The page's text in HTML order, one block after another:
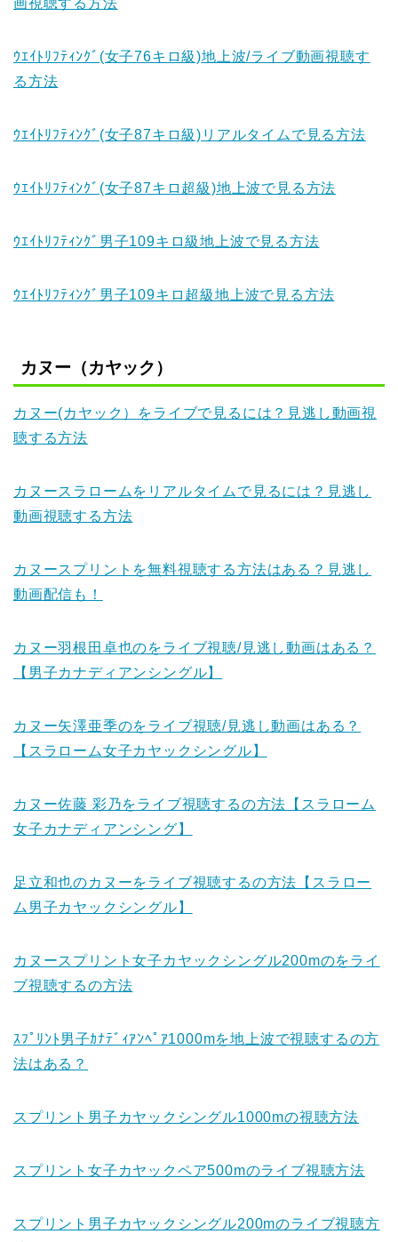
ｳｴｲﾄﾘﾌﾃｨﾝｸﾞ(女子76キロ級)地上波/ライブ動画視聴す
る方法
ｳｴｲﾄﾘﾌﾃｨﾝｸﾞ(女子87キロ級)リアルタイムで見る方法
ｳｴｲﾄﾘﾌﾃｨﾝｸﾞ(女子87キロ超級)地上波で見る方法
ｳｴｲﾄﾘﾌﾃｨﾝｸﾞ男子109キロ級地上波で見る方法
ｳｴｲﾄﾘﾌﾃｨﾝｸﾞ男子109キロ超級地上波で見る方法
カヌー（カヤック）
カヌー(カヤック）をライブで見るには？見逃し動画視
聴する方法
カヌースラロームをリアルタイムで見るには？見逃し
動画視聴する方法
カヌースプリントを無料視聴する方法はある？見逃し
動画配信も！
カヌー羽根田卓也のをライブ視聴/見逃し動画はある？
【男子カナディアンシングル】
カヌー矢澤亜季のをライブ視聴/見逃し動画はある？
【スラローム女子カヤックシングル】
カヌー佐藤 彩乃をライブ視聴するの方法【スラローム
女子カナディアンシング】
足立和也のカヌーをライブ視聴するの方法【スラロー
ム男子カヤックシングル】
カヌースプリント女子カヤックシングル200mのをライ
ブ視聴するの方法
ｽﾌﾟﾘﾝﾄ男子ｶﾅﾃﾞｨｱﾝﾍﾟｱ1000mを地上波で視聴するの方
法はある？
スプリント男子カヤックシングル1000mの視聴方法
スプリント女子カヤックペア500mのライブ視聴方法
スプリント男子カヤックシングル200mのライブ視聴方